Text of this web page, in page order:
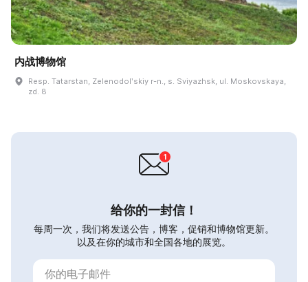
内战博物馆
Resp. Tatarstan, Zelenodolʹskiy r-n., s. Sviyazhsk, ul. Moskovskaya,
zd. 8
给你的一封信！
每周一次，我们将发送公告，博客，促销和博物馆更新。
以及在你的城市和全国各地的展览。